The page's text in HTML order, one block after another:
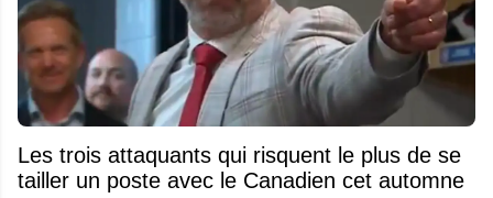
Les trois attaquants qui risquent le plus de se
tailler un poste avec le Canadien cet automne